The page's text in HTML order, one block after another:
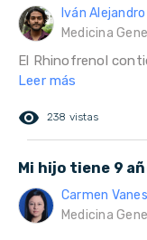
Iván
Medicina
El Rhinofrenol
Leer más
remove_red_eye 238 vistas
Mi hijo tiene 9
Carmen
Medicina